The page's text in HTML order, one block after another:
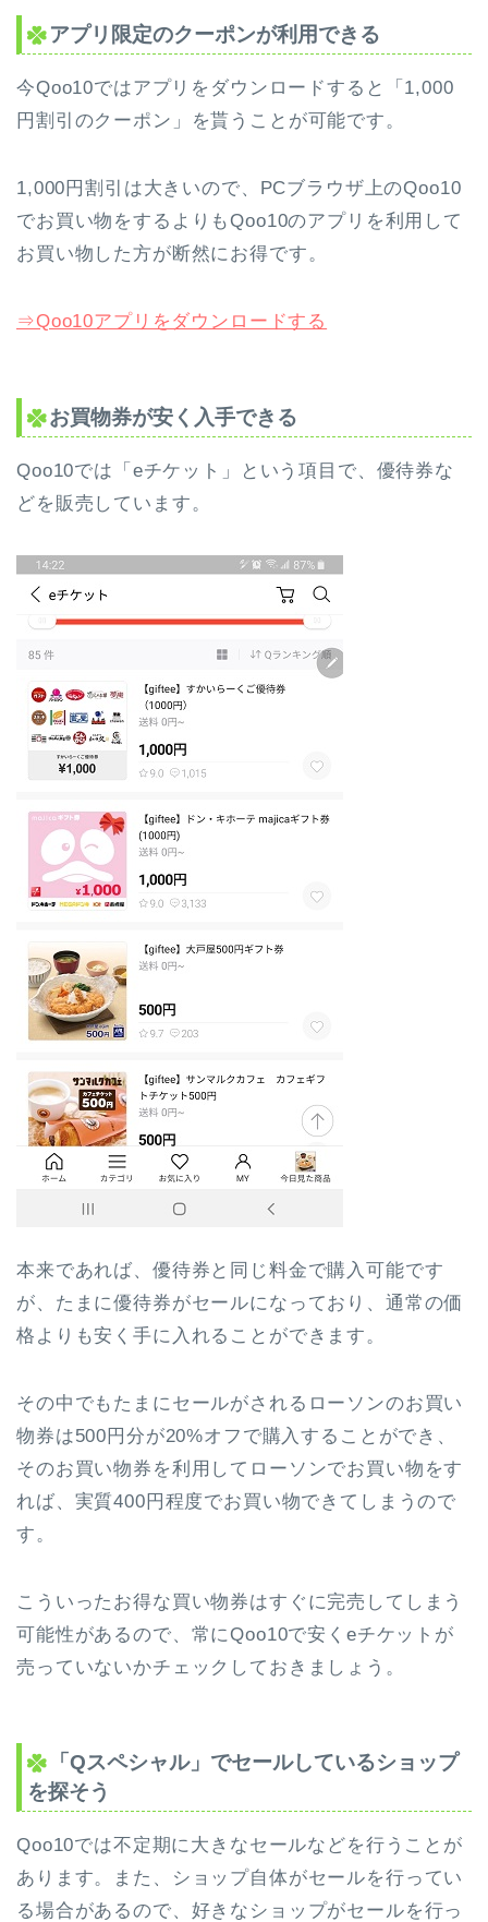
アプリ限定のクーポンが利用できる
今Qoo10ではアプリをダウンロードすると「1,000
円割引のクーポン」を貰うことが可能です。
1,000円割引は大きいので、PCブラウザ上のQoo10
でお買い物をするよりもQoo10のアプリを利用して
お買い物した方が断然にお得です。
⇒Qoo10アプリをダウンロードする
お買物券が安く入手できる
Qoo10では「eチケット」という項目で、優待券な
どを販売しています。
本来であれば、優待券と同じ料金で購入可能です
が、たまに優待券がセールになっており、通常の価
格よりも安く手に入れることができます。
その中でもたまにセールがされる ローソンのお買い
物券は500円分が20%オフで購入することができ 、
そのお買い物券を利用してローソンでお買い物をす
れば、 実質400円程度でお買い物できてしまうので
す。
こういったお得な買い物券はすぐに完売してしまう
可能性があるので、常にQoo10で安くeチケットが
売っていないかチェックしておきましょう。
「Qスペシャル」でセールしているショップ
を探そう
Qoo10では不定期に大きなセールなどを行うことが
あります。また、ショップ自体がセールを行ってい
る場合があるので、好きなショップがセールを行っ